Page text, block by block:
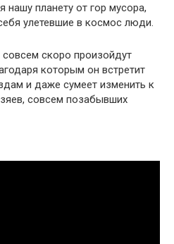
планету от гор мусора,
улетевшие в космос люди.
скоро произойдут
которым он встретит
и даже сумеет изменить к
совсем позабывших